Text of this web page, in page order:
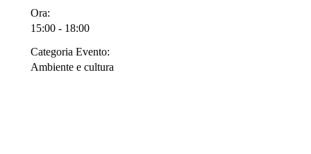
Ora:
15:00 - 18:00
Categoria Evento:
Ambiente e cultura